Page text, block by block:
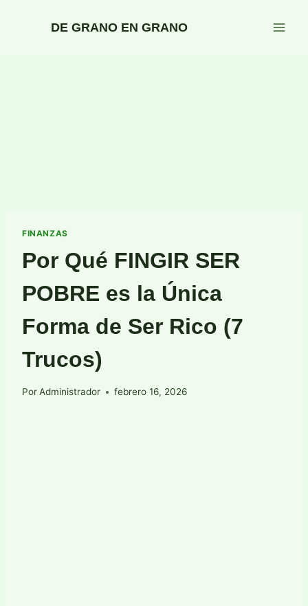
DE GRANO EN GRANO
FINANZAS
Por Qué FINGIR SER
POBRE es la Única
Forma de Ser Rico (7
Trucos)
PorAdministrador febrero 16, 2026